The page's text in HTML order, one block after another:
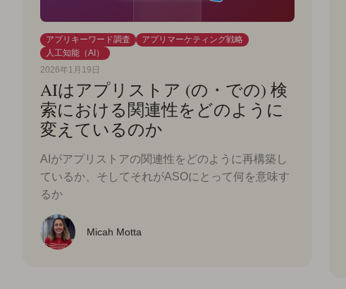
アプリキーワード調査
アプリマーケティング戦略
人工知能（AI）
2026年1月19日
AIはアプリストア (の・での) 検
索における関連性をどのように
変えているのか
AIがアプリストアの関連性をどのように再構築し
ているか、そしてそれがASOにとって何を意味す
るか
Micah Motta